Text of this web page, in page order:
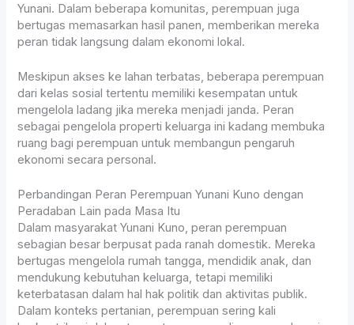
Yunani. Dalam beberapa komunitas, perempuan juga
bertugas memasarkan hasil panen, memberikan mereka
peran tidak langsung dalam ekonomi lokal.
Meskipun akses ke lahan terbatas, beberapa perempuan
dari kelas sosial tertentu memiliki kesempatan untuk
mengelola ladang jika mereka menjadi janda. Peran
sebagai pengelola properti keluarga ini kadang membuka
ruang bagi perempuan untuk membangun pengaruh
ekonomi secara personal.
Perbandingan Peran Perempuan Yunani Kuno dengan
Peradaban Lain pada Masa Itu
Dalam masyarakat Yunani Kuno, peran perempuan
sebagian besar berpusat pada ranah domestik. Mereka
bertugas mengelola rumah tangga, mendidik anak, dan
mendukung kebutuhan keluarga, tetapi memiliki
keterbatasan dalam hal hak politik dan aktivitas publik.
Dalam konteks pertanian, perempuan sering kali